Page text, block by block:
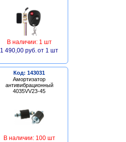
В наличии: 1 шт
1 490,00 руб. от 1 шт
Код: 143031
Амортизатор
антивибрационный
4035VV23-45
В наличии: 100 шт